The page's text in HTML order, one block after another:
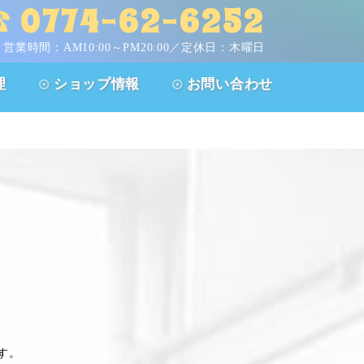
0774-62-6252
営業時間： AM10:00～PM20:00／定休日：木曜日
ショップ情報 お問い合わせ
。